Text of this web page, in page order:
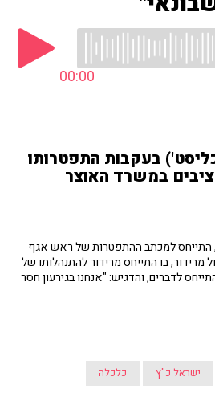
00:00
בעקבות התפטרותו
במשרד האוצר
התייחס למכתב ההתפטרות של ראש אגף
בו התייחס מרידור להתנהלותו של
לדברים, והדגיש: "אנחנו בגירעון חסר
ישראל כ"ץ
כלכלה